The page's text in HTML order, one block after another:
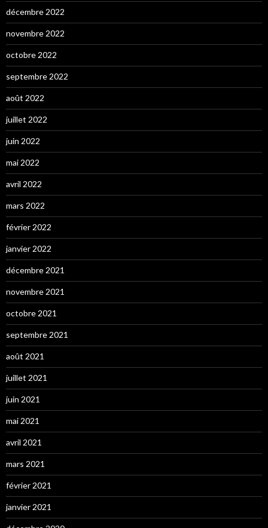
décembre 2022
novembre 2022
octobre 2022
septembre 2022
août 2022
juillet 2022
juin 2022
mai 2022
avril 2022
mars 2022
février 2022
janvier 2022
décembre 2021
novembre 2021
octobre 2021
septembre 2021
août 2021
juillet 2021
juin 2021
mai 2021
avril 2021
mars 2021
février 2021
janvier 2021